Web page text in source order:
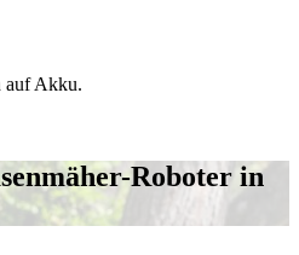
auf Akku.
Roboter in